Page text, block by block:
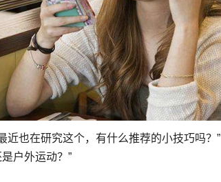
近也在研究这个，有什么推荐的小技巧吗？”
户外运动？”